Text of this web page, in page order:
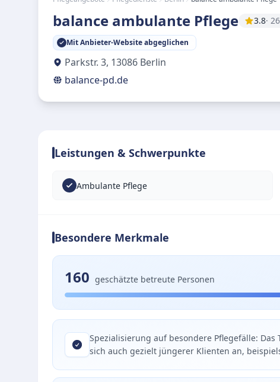
balance ambulante Pflege 3.8·
Mit Anbieter-Website abgeglichen
Parkstr. 3, 13086 Berlin
balance-pd.de
Leistungen & Schwerpunkte
Ambulante Pflege
Besondere Merkmale
160 geschätzte betreute Personen
Spezialisierung auf besondere Pflegefälle:
sich auch gezielt jüngerer Klienten an,